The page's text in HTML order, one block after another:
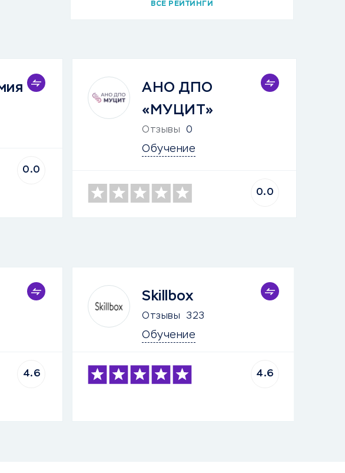
ВСЕ РЕЙТИНГИ
0.0
АНО ДПО
«МУЦИТ»
Отзывы 0
Обучение
0.0
4.6
Skillbox
Отзывы 323
Обучение
4.6